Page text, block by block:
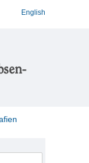
English